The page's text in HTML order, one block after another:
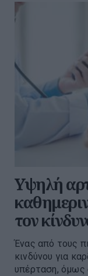
Υψηλή
τον
Ένας από τους
κινδύνου για
υπέρταση, όμως